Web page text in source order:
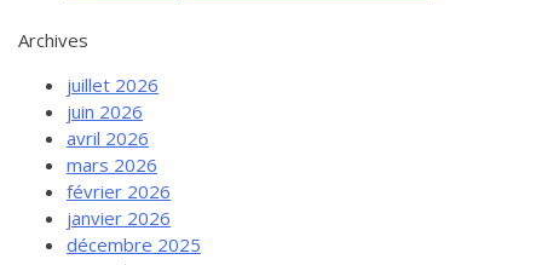
Archives
juillet 2026
juin 2026
avril 2026
mars 2026
février 2026
janvier 2026
décembre 2025